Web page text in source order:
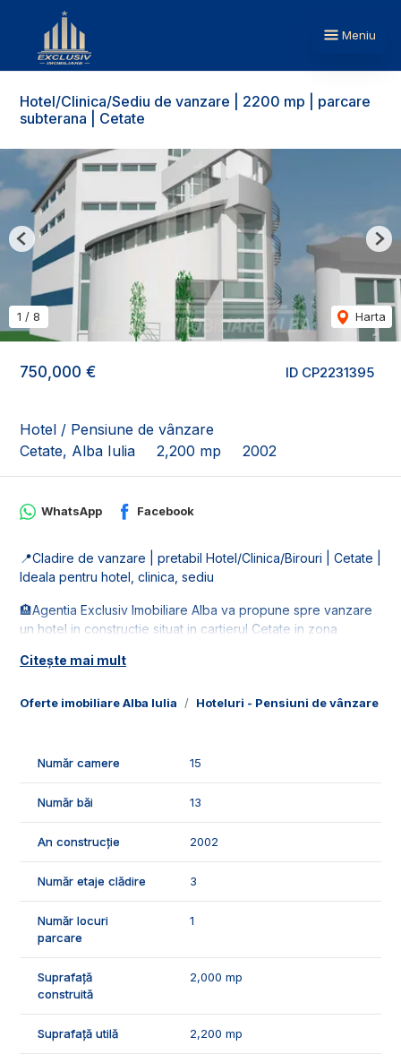
Meniu
Hotel/Clinica/Sediu de vanzare | 2200 mp | parcare
subterana | Cetate
ID CP2231395
750,000 €
Hotel / Pensiune de vânzare
Cetate, Alba Iulia
2,200 mp 2002
1 / 8 Harta
Previous
Oferte imobiliare Alba Iulia Hoteluri - Pensiuni de vânzare
WhatsApp Facebook
📍Cladire de vanzare | pretabil Hotel/Clinica/Birouri | Cetate |
Ideala pentru hotel, clinica, sediu
🏨Agentia Exclusiv Imobiliare Alba va propune spre vanzare
un hotel in constructie situat in cartierul Cetate in zona
bune, suprafetei generoase si compartimentarii foarte bune.
necesare unui grad ridicat de confort, cum ar fi: lift, acoperis
erau gandite locuri pentru sere.
canalizare, iar accesul spre cladire este pe o strada complet
📐Hotelul este in suprafata utila de 2200 mp, fiind compus din
demisol, parter, etaj 1, etaj 2, mansarda.
-demisol: 1 parcare subterana spatioasa pentru 6 masini, 2
grupuri sanitare, 1 birou, 1 spatiu tehnic, 1 depozit, 1 vestiar;
- parter: 1 restaurant in suprafata generoasa unde oaspetii
hotelului se pot relaxa, 1 bucatarie, 1 hol foarte mare si
primitor, 1 birou administrativ, 2 grupuri sanitare;
- etaj 1: 1 hol, 1 birou, 2 depozite, 2 grupuri sanitare, 1 bar, 1
oficiu;
- etaj 2: 6 camere, 6 bai, 1 hol, 1 depozit de rufe murdare, 1
depozit rufe curate;
Citește mai mult
Număr camere 15
Număr băi 13
An construcție 2002
Număr etaje clădire 3
Număr locuri
parcare
1
Suprafață
construită
2,000 mp
Suprafață utilă 2,200 mp